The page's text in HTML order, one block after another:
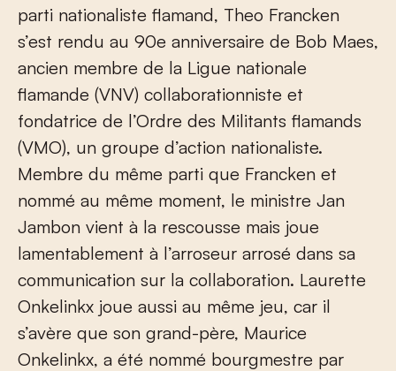
parti nationaliste flamand, Theo Francken
s’est rendu au 90e anniversaire de Bob Maes,
ancien membre de la Ligue nationale
flamande (VNV) collaborationniste et
fondatrice de l’Ordre des Militants flamands
(VMO), un groupe d’action nationaliste.
Membre du même parti que Francken et
nommé au même moment, le ministre Jan
Jambon vient à la rescousse mais joue
lamentablement à l’arroseur arrosé dans sa
communication sur la collaboration. Laurette
Onkelinkx joue aussi au même jeu, car il
s’avère que son grand-père, Maurice
Onkelinkx, a été nommé bourgmestre par